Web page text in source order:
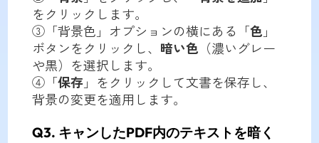
をクリックします。
③「背景色」オプションの横にある「色 」
ボタンをクリックし、 暗い色 （濃いグレー
や黒）を選択します。
④「保存」をクリックして文書を保存し、
背景の変更を適用します。
Q3. キャンしたPDF内のテキストを暗く